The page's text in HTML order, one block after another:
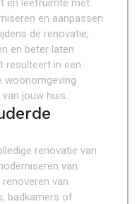
en leefruimte met
en aanpassen
de renovatie,
en beter laten
resulteert in een
woonomgeving
jouw huis.
renovatie van
van
van
badkamers of